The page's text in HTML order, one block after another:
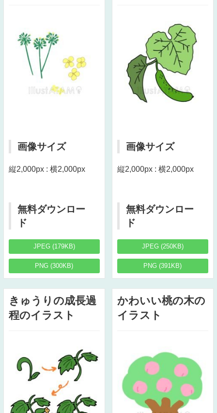
画像サイズ
縦2,000px : 横2,000px
無料ダウンロー
ド
JPEG (179KB)
PNG (300KB)
画像サイズ
縦2,000px : 横2,000px
無料ダウンロー
ド
JPEG (250KB)
PNG (391KB)
きゅうりの成長過
程のイラスト
かわいい桃の木の
イラスト